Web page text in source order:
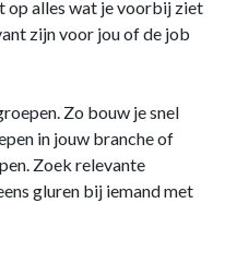
op alles wat je voorbij ziet
zijn voor jou of de job
Zo bouw je snel
in jouw branche of
Zoek relevante
gluren bij iemand met